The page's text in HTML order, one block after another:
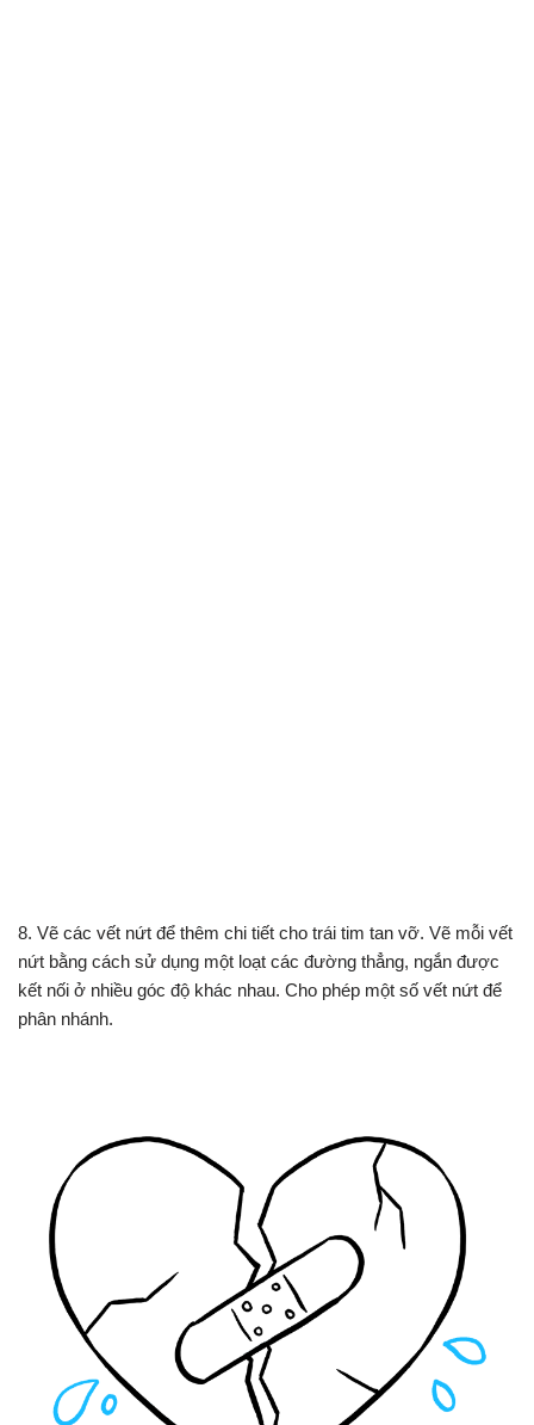
8. Vẽ các vết nứt để thêm chi tiết cho trái tim tan vỡ. Vẽ mỗi vết
nứt bằng cách sử dụng một loạt các đường thẳng, ngắn được
kết nối ở nhiều góc độ khác nhau. Cho phép một số vết nứt để
phân nhánh.